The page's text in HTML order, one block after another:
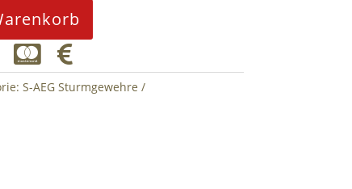
 
S-AEG Sturmgewehre